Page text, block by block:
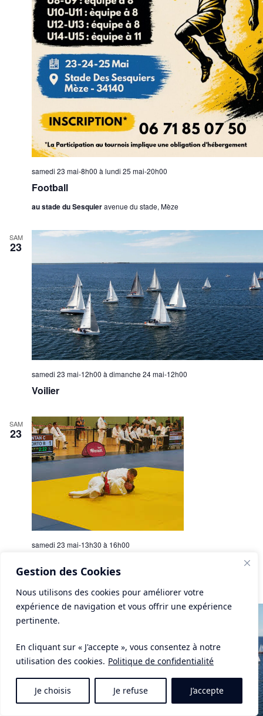
Gestion des Cookies
Nous utilisons des cookies pour améliorer votre
expérience de navigation et vous offrir une expérience
pertinente.
En cliquant sur « J'accepte », vous consentez à notre
utilisation des cookies. Politique de confidentialité
Je choisis Je refuse J’accepte
Football
samedi 23 mai-8h00 à lundi 25 mai-20h00
au stade du Sesquieravenue du stade, Mèze
SAM
23
Voilier
samedi 23 mai-12h00 à dimanche 24 mai-12h00
SAM
23
samedi 23 mai-13h30 à 16h00
SAM
30